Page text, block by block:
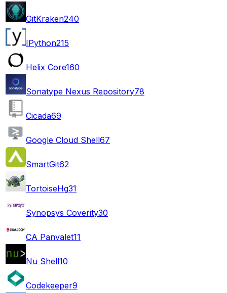
GitKraken240
IPython215
Helix Core160
Sonatype Nexus Repository78
Cicada69
Google Cloud Shell67
SmartGit62
TortoiseHg31
Synopsys Coverity30
CA Panvalet11
Nu Shell10
Codekeeper9